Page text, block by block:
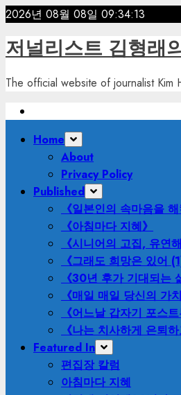
Skip
content
2026년 08월 08일 09:34:15
저널리스트 김형래
The official website of journalist Kim
PrimaryHome
About
Privacy Policy
Published
《일본인의 속마음을 해
《아침마다 지혜》
《시니어의 고집, 유연
《그래도 희망은 있어
《30년 후가 기대되는
《매일 매일 당신의 가
《어느날 갑자기 포스
《나는 치사하게 은퇴하
Featured In
편집장 칼럼
아침마다 지혜